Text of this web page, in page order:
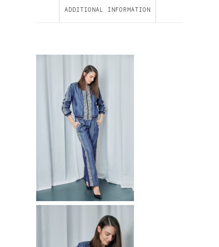
ADDITIONAL INFORMATION